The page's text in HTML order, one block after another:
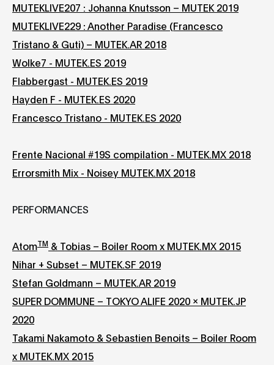
MUTEKLIVE207 : Johanna Knutsson – MUTEK 2019
MUTEKLIVE229 : Another Paradise (Francesco
Tristano & Guti) – MUTEK.AR 2018
Wolke7 - MUTEK.ES 2019
Flabbergast - MUTEK.ES 2019
Hayden F - MUTEK.ES 2020
Francesco Tristano - MUTEK.ES 2020
Frente Nacional #19S compilation - MUTEK.MX 2018
Errorsmith Mix - Noisey MUTEK.MX 2018
PERFORMANCES
AtomTM & Tobias – Boiler Room x MUTEK.MX 2015
Nihar + Subset – MUTEK.SF 2019
Stefan Goldmann – MUTEK.AR 2019
SUPER DOMMUNE – TOKYO ALIFE 2020 x MUTEK.JP
2020
Takami Nakamoto & Sebastien Benoits – Boiler Room
x MUTEK.MX 2015